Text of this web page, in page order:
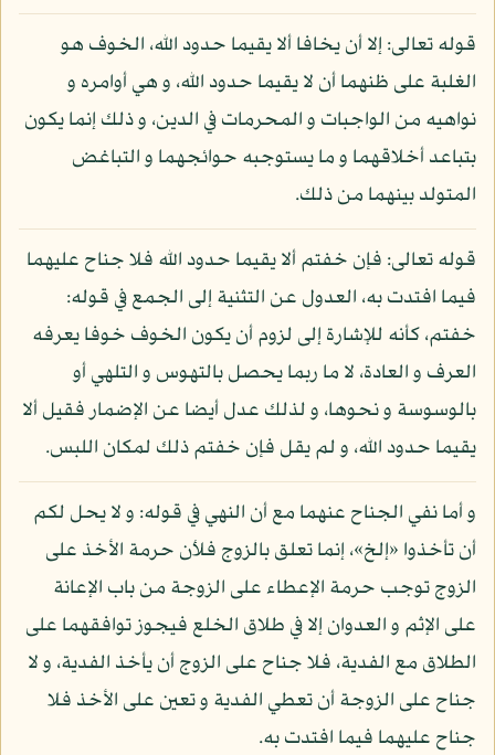
قوله تعالى: إلا أن يخافا ألا يقيما حدود الله، الخوف هو
الغلبة على ظنهما أن لا يقيما حدود الله، و هي أوامره و
نواهيه من الواجبات و المحرمات في الدين، و ذلك إنما يكون
بتباعد أخلاقهما و ما يستوجبه حوائجهما و التباغض
المتولد بينهما من ذلك.
قوله تعالى: فإن خفتم ألا يقيما حدود الله فلا جناح عليهما
فيما افتدت به، العدول عن التثنية إلى الجمع في قوله:
خفتم، كأنه للإشارة إلى لزوم أن يكون الخوف خوفا يعرفه
العرف و العادة، لا ما ربما يحصل بالتهوس و التلهي أو
بالوسوسة و نحوها، و لذلك عدل أيضا عن الإضمار فقيل ألا
يقيما حدود الله، و لم يقل فإن خفتم ذلك لمكان اللبس.
و أما نفي الجناح عنهما مع أن النهي في قوله: و لا يحل لكم
أن تأخذوا «إلخ»، إنما تعلق بالزوج فلأن حرمة الأخذ على
الزوج توجب حرمة الإعطاء على الزوجة من باب الإعانة
على الإثم و العدوان إلا في طلاق الخلع فيجوز توافقهما على
الطلاق مع الفدية، فلا جناح على الزوج أن يأخذ الفدية، و لا
جناح على الزوجة أن تعطي الفدية و تعين على الأخذ فلا
جناح عليهما فيما افتدت به.